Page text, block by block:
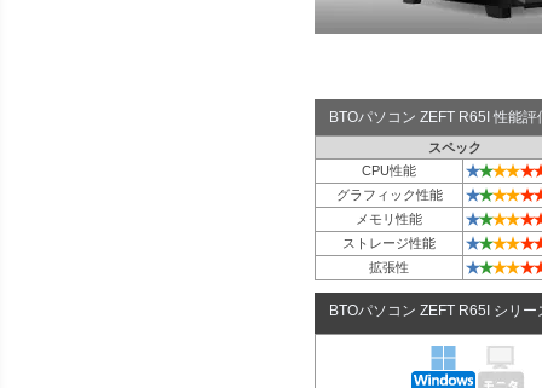
BTOパソコン ZEFT R65I 性能
スペック
CPU性能
★★★★★
グラフィック性能 ★★★★★
メモリ性能 ★★★★★
ストレージ性能 ★★★★★
拡張性 ★★★★★
BTOパソコン ZEFT R65I シリー